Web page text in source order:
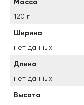
Масса
120 г
Ширина
нет данных
Длина
нет данных
Высота